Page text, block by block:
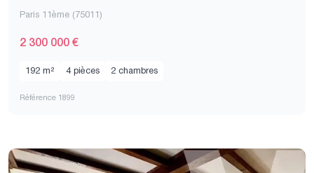
Paris 11ème (75011)
2 300 000 €
192 m² 4 pièces 2 chambres
Référence 1899